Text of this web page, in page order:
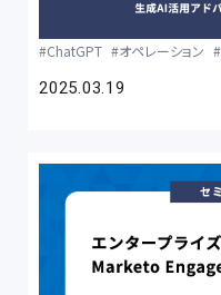
ChatGPT オペレーション
2025.03.19